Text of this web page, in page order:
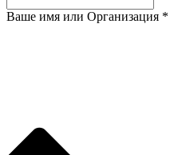
Ваше имя или Организация *